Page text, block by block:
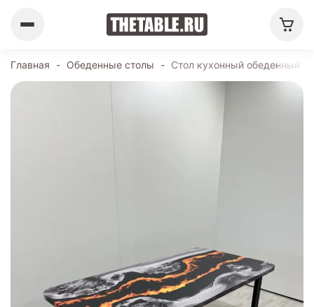
Главная - Обеденные столы - Стол кухонный обеденный